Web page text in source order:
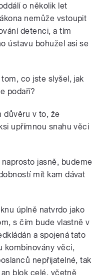
o několik let
nemůže vstoupit
detenci, a tím
ústavu bohužel asi se
co jste slyšel, jak
podaří?
důvěru v to, že
upřímnou snahu věci
jasně, budeme
mít kam dávat
úplně natvrdo jako
s čím bude vlastně v
a spojená tato
kombinovány věci,
nepřijatelné, tak
blok celé, včetně